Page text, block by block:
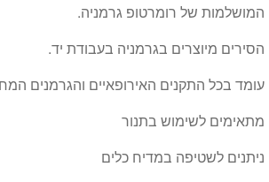
המושלמות של רומרטופ גרמניה.
הסירים מיוצרים בגרמניה בעבודת יד.
עומד בכל התקנים האירופאיים והגרמנים
מתאימים לשימוש בתנור
ניתנים לשטיפה במדיח כלים